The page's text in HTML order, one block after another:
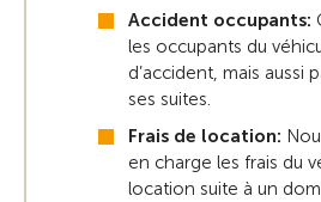
Accident occupants:
les occupants du
d’accident, mais aussi
ses suites.
Frais de location:
en charge les frais du
location suite à un